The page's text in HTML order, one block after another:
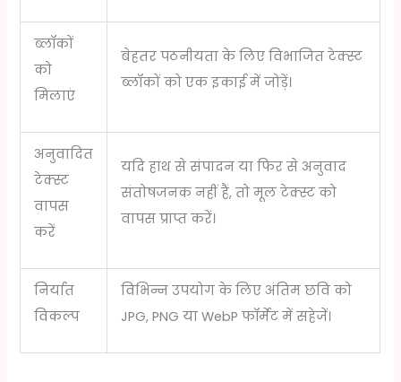
ब्लॉकों
को
मिलाएं
बेहतर पठनीयता के लिए विभाजित टेक्स्ट
ब्लॉकों को एक इकाई में जोड़ें।
अनुवादित
टेक्स्ट
वापस
करें
यदि हाथ से संपादन या फिर से अनुवाद
संतोषजनक नहीं हैं, तो मूल टेक्स्ट को
वापस प्राप्त करें।
निर्यात
विकल्प
विभिन्न उपयोग के लिए अंतिम छवि को
JPG, PNG या WebP फॉर्मेट में सहेजें।